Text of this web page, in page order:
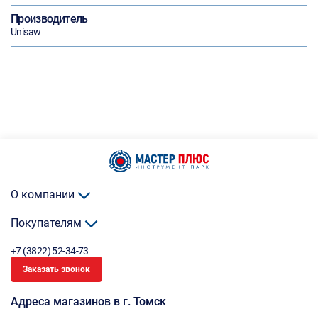
Производитель
Unisaw
О компании
Покупателям
+7 (3822) 52-34-73
Заказать звонок
Адреса магазинов в г. Томск